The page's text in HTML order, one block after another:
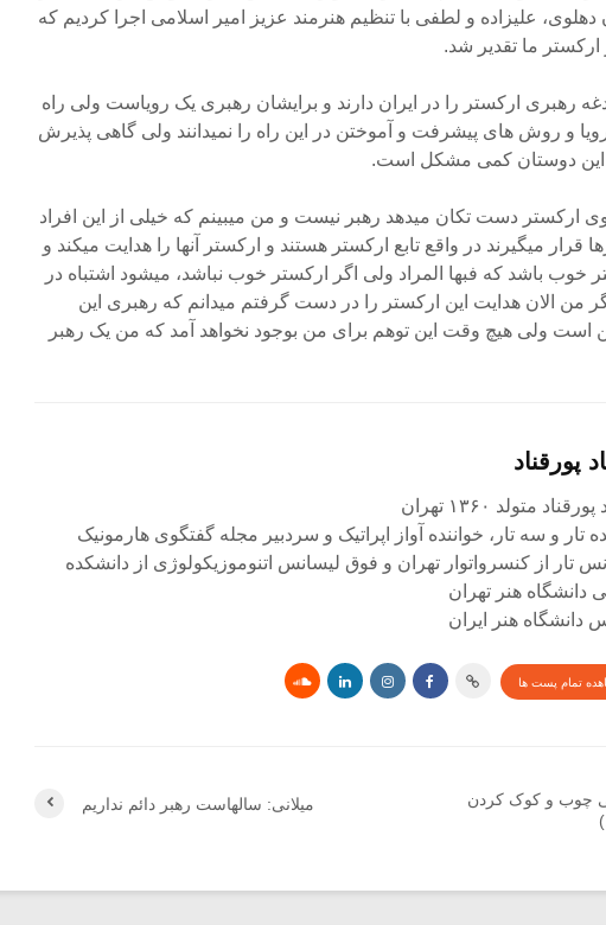
دهلوی، علیزاده و لطفی با تنظیم هنرمند عزیز امیر اسلامی اجرا کردیم که
ارکستر ما تقدیر شد.
رهبری ارکستر را در ایران دارند و برایشان رهبری یک رویاست ولی راه
و روش های پیشرفت و آموختن در این راه را نمیدانند ولی گاهی پذیرش
این دوستان کمی مشکل است.
ارکستر دست تکان میدهد رهبر نیست و من میبینم که خیلی از این افراد
قرار میگیرند در واقع تابع ارکستر هستند و ارکستر آنها را هدایت میکند و
خوب باشد که فبها المراد ولی اگر ارکستر خوب نباشد، میشود اشتباه در
من الان هدایت این ارکستر را در دست گرفتم میدانم که رهبری این
ولی هیچ وقت این توهم برای من بوجود نخواهد آمد که من یک رهبر
پورقناد
متولد ۱۳۶۰ تهران
تار و سه تار، خواننده آواز اپراتیک و سردبیر مجله گفتگوی هارمونیک
تار از کنسرواتوار تهران و فوق لیسانس اتنوموزیکولوژی از دانشکده
دانشگاه هنر تهران
دانشگاه هنر ایران
تمام پست ها
میلانی: سالهاست رهبر دائم نداریم
چوب و کوک کردن